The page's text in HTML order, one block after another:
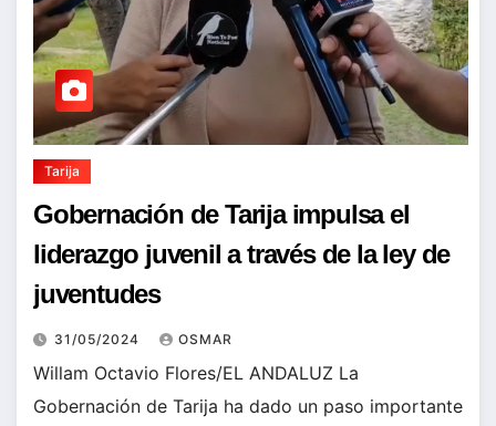
Tarija
Gobernación de Tarija impulsa el
liderazgo juvenil a través de la ley de
juventudes
31/05/2024 OSMAR
Willam Octavio Flores/EL ANDALUZ La
Gobernación de Tarija ha dado un paso importante